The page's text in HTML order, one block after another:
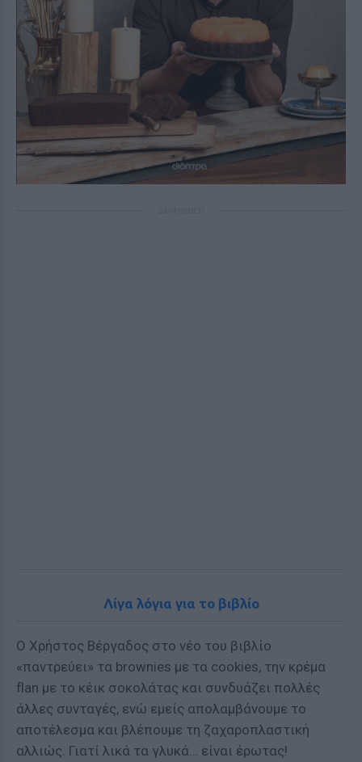
Λίγα λόγια για το βιβλίο
Ο Χρήστος Βέργαδος στο νέο του βιβλίο
«παντρεύει» τα brownies με τα cookies, την κρέμα
flan με το κέικ σοκολάτας και συνδυάζει πολλές
άλλες συνταγές, ενώ εμείς απολαμβάνουμε το
αποτέλεσμα και βλέπουμε τη ζαχαροπλαστική
αλλιώς. Γιατί λικά τα γλυκά… είναι έρωτας!